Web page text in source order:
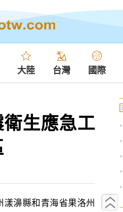
大陸 台灣 國際
生應急工
濞縣和青海省果洛州
•
•
•
•
•